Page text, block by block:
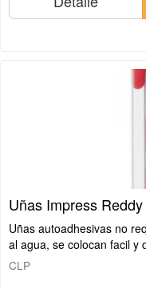
Uñas Impress Reddy
Uñas autoadhesivas no
al agua, se colocan facil y
CLP